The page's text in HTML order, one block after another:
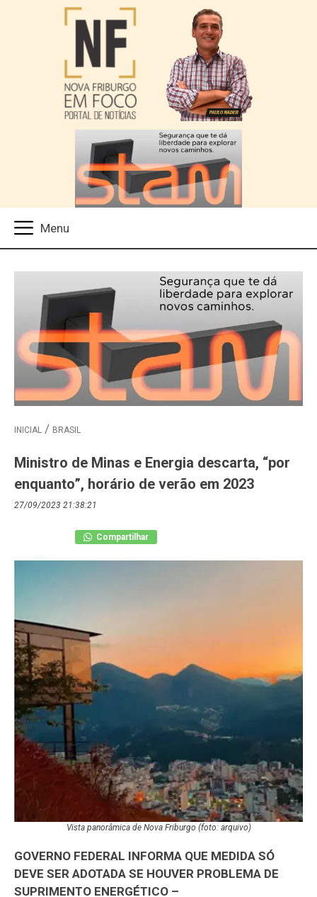
INICIAL BRASIL
Ministro de Minas e Energia descarta, “por
enquanto”, horário de verão em 2023
27/09/2023 21:38:21
Compartilhar
Vista panorâmica de Nova Friburgo (foto: arquivo)
GOVERNO FEDERAL INFORMA QUE MEDIDA SÓ
DEVE SER ADOTADA SE HOUVER PROBLEMA DE
SUPRIMENTO ENERGÉTICO –